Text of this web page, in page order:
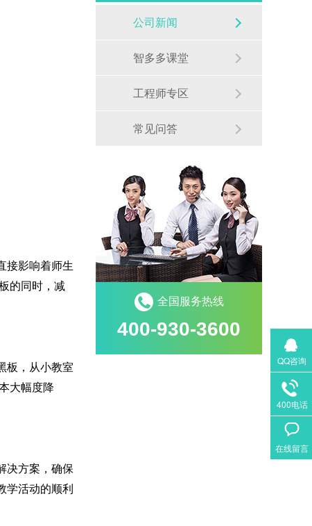
接影响着师生
的同时，减
板，从小教室
大幅度降
决方案，确保
学活动的顺利
公司新闻
智多多课堂
工程师专区
常见问答
全国服务热线
400-930-3600
QQ咨询
400电话
在线留言